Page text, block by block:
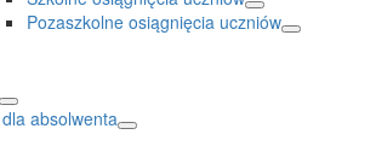
Pozaszkolne osiągnięcia uczniów
absolwenta